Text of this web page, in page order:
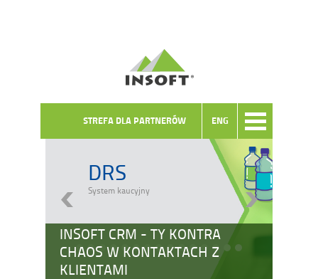
ENG
STREFA DLA PARTNERÓW
INSOFT CRM - TY KONTRA
CHAOS W KONTAKTACH Z
KLIENTAMI
DRS
System kaucyjny